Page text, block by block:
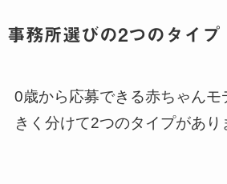
事務所選びの2つのタイプ
0歳から応募できる赤ちゃんモ
きく分けて2つのタイプがあり